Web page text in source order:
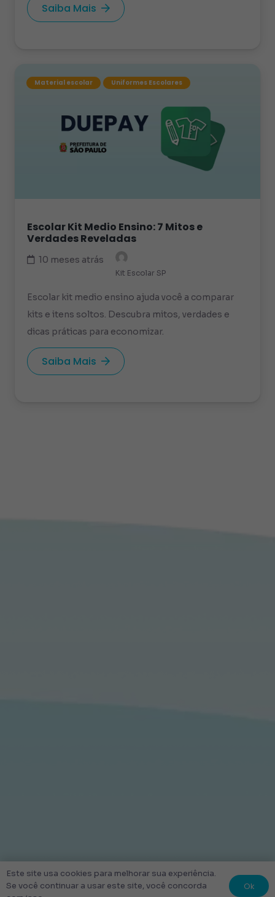
Saiba Mais
Material escolar Uniformes Escolares
Escolar Kit Medio Ensino: 7 Mitos e
Verdades Reveladas
10 meses atrás
Kit Escolar SP
Escolar kit medio ensino ajuda você a comparar
kits e itens soltos. Descubra mitos, verdades e
dicas práticas para economizar.
Saiba Mais
Este site usa cookies para melhorar sua experiência.
Se você continuar a usar este site, você concorda
Ok